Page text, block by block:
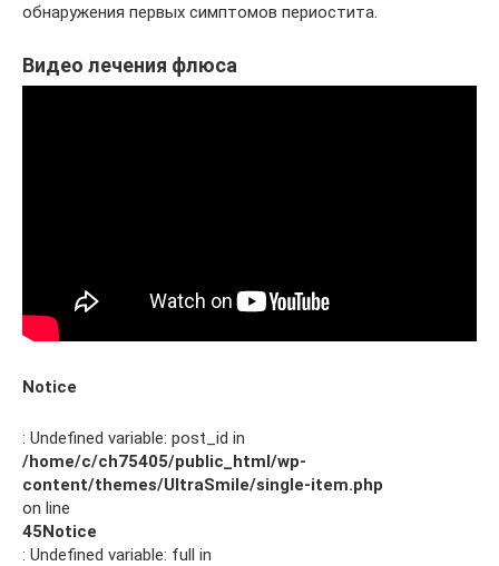
обнаружения первых симптомов периостита.
Видео лечения флюса
Notice
: Undefined variable: post_id in
/home/c/ch75405/public_html/wp-
content/themes/UltraSmile/single-item.php
on line
45Notice
: Undefined variable: full in